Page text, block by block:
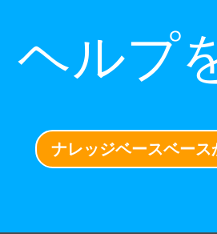
ヘルプ
ナレッジベースベース